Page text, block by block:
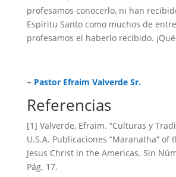
profesamos conocerlo, ni han
Espíritu Santo como muchos de
profesamos el haberlo recibido.
~ Pastor Efraim Valverde Sr.
Referencias
[1] Valverde, Efraim. “Culturas y
U.S.A. Publicaciones “Maranatha” of
Jesus Christ in the Americas. Sin
Pág. 17,